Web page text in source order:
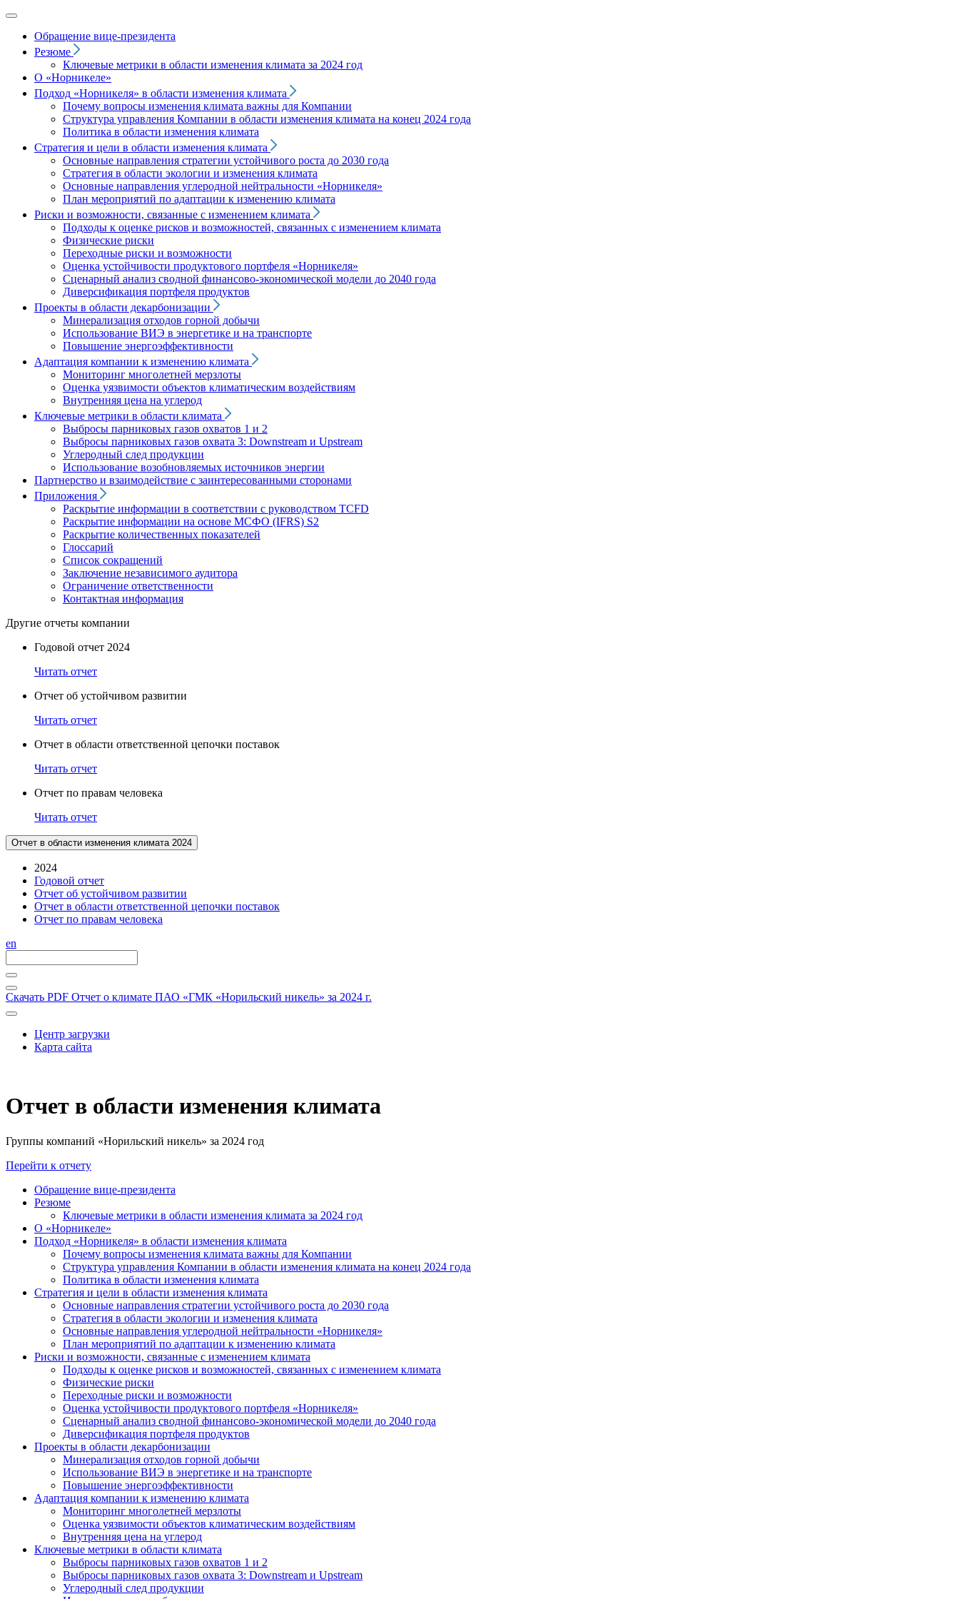
Обращение вице‑президента
Резюме
Ключевые метрики в области изменения климата за 2024 год
О «Норникеле»
Подход «Норникеля» в области изменения климата
Почему вопросы изменения климата важны для Компании
Структура управления Компании в области изменения климата на конец 2024 года
Политика в области изменения климата
Стратегия и цели в области изменения климата
Основные направления стратегии устойчивого роста до 2030 года
Стратегия в области экологии и изменения климата
Основные направления углеродной нейтральности «Норникеля»
План мероприятий по адаптации к изменению климата
Риски и возможности, связанные с изменением климата
Подходы к оценке рисков и возможностей, связанных с изменением климата
Физические риски
Переходные риски и возможности
Оценка устойчивости продуктового портфеля «Норникеля»
Сценарный анализ сводной финансово-экономической модели до 2040 года
Диверсификация портфеля продуктов
Проекты в области декарбонизации
Минерализация отходов горной добычи
Использование ВИЭ в энергетике и на транспорте
Повышение энергоэффективности
Адаптация компании к изменению климата
Мониторинг многолетней мерзлоты
Оценка уязвимости объектов климатическим воздействиям
Внутренняя цена на углерод
Ключевые метрики в области климата
Выбросы парниковых газов охватов 1 и 2
Выбросы парниковых газов охвата 3: Downstream и Upstream
Углеродный след продукции
Использование возобновляемых источников энергии
Партнерство и взаимодействие с заинтересованными сторонами
Приложения
Раскрытие информации в соответствии с руководством TCFD
Раскрытие информации на основе МСФО (IFRS) S2
Раскрытие количественных показателей
Глоссарий
Список сокращений
Заключение независимого аудитора
Ограничение ответственности
Контактная информация
Другие отчеты компании
Годовой отчет 2024
Читать отчет
Отчет об устойчивом развитии
Читать отчет
Отчет в области ответственной цепочки поставок
Читать отчет
Отчет по правам человека
Читать отчет
Отчет в области изменения климата 2024
2024
Годовой отчет
Отчет об устойчивом развитии
Отчет в области ответственной цепочки поставок
Отчет по правам человека
en
Скачать PDF Отчет о климате ПАО «ГМК «Норильский никель» за 2024 г.
Центр загрузки
Карта сайта
Отчет в области изменения климата
Группы компаний «Норильский никель» за 2024 год
Перейти к отчету
Обращение вице-президента
Резюме
Ключевые метрики в области изменения климата за 2024 год
О «Норникеле»
Подход «Норникеля» в области изменения климата
Почему вопросы изменения климата важны для Компании
Структура управления Компании в области изменения климата на конец 2024 года
Политика в области изменения климата
Стратегия и цели в области изменения климата
Основные направления стратегии устойчивого роста до 2030 года
Стратегия в области экологии и изменения климата
Основные направления углеродной нейтральности «Норникеля»
План мероприятий по адаптации к изменению климата
Риски и возможности, связанные с изменением климата
Подходы к оценке рисков и возможностей, связанных с изменением климата
Физические риски
Переходные риски и возможности
Оценка устойчивости продуктового портфеля «Норникеля»
Сценарный анализ сводной финансово-экономической модели до 2040 года
Диверсификация портфеля продуктов
Проекты в области декарбонизации
Минерализация отходов горной добычи
Использование ВИЭ в энергетике и на транспорте
Повышение энергоэффективности
Адаптация компании к изменению климата
Мониторинг многолетней мерзлоты
Оценка уязвимости объектов климатическим воздействиям
Внутренняя цена на углерод
Ключевые метрики в области климата
Выбросы парниковых газов охватов 1 и 2
Выбросы парниковых газов охвата 3: Downstream и Upstream
Углеродный след продукции